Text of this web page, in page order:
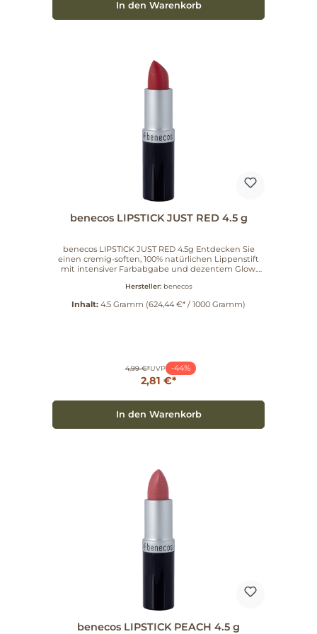
In den Warenkorb
benecos LIPSTICK JUST RED 4.5 g
benecos LIPSTICK JUST RED 4.5g Entdecken Sie
einen cremig-soften, 100% natürlichen Lippenstift
mit intensiver Farbabgabe und dezentem Glow.
kontrolliert biologischem Anbau, Vitamin E sowie
Rizinusöl, Candelillawachs und Bienenwachs für
geschmeidige Lippen – vegan und clean.
Lippenrand mit Lipliner umranden oder komplett
ausmalen, dann Lipstick auftragen. Für betontes
Lippenherz: mit Lipgloss ausfüllen. Artikelnummer:
Hersteller: benecos
Inhalt: 4.5 Gramm (624,44 €* / 1000 Gramm)
4,99 €*UVP -44%
2,81 €*
In den Warenkorb
benecos LIPSTICK PEACH 4.5 g